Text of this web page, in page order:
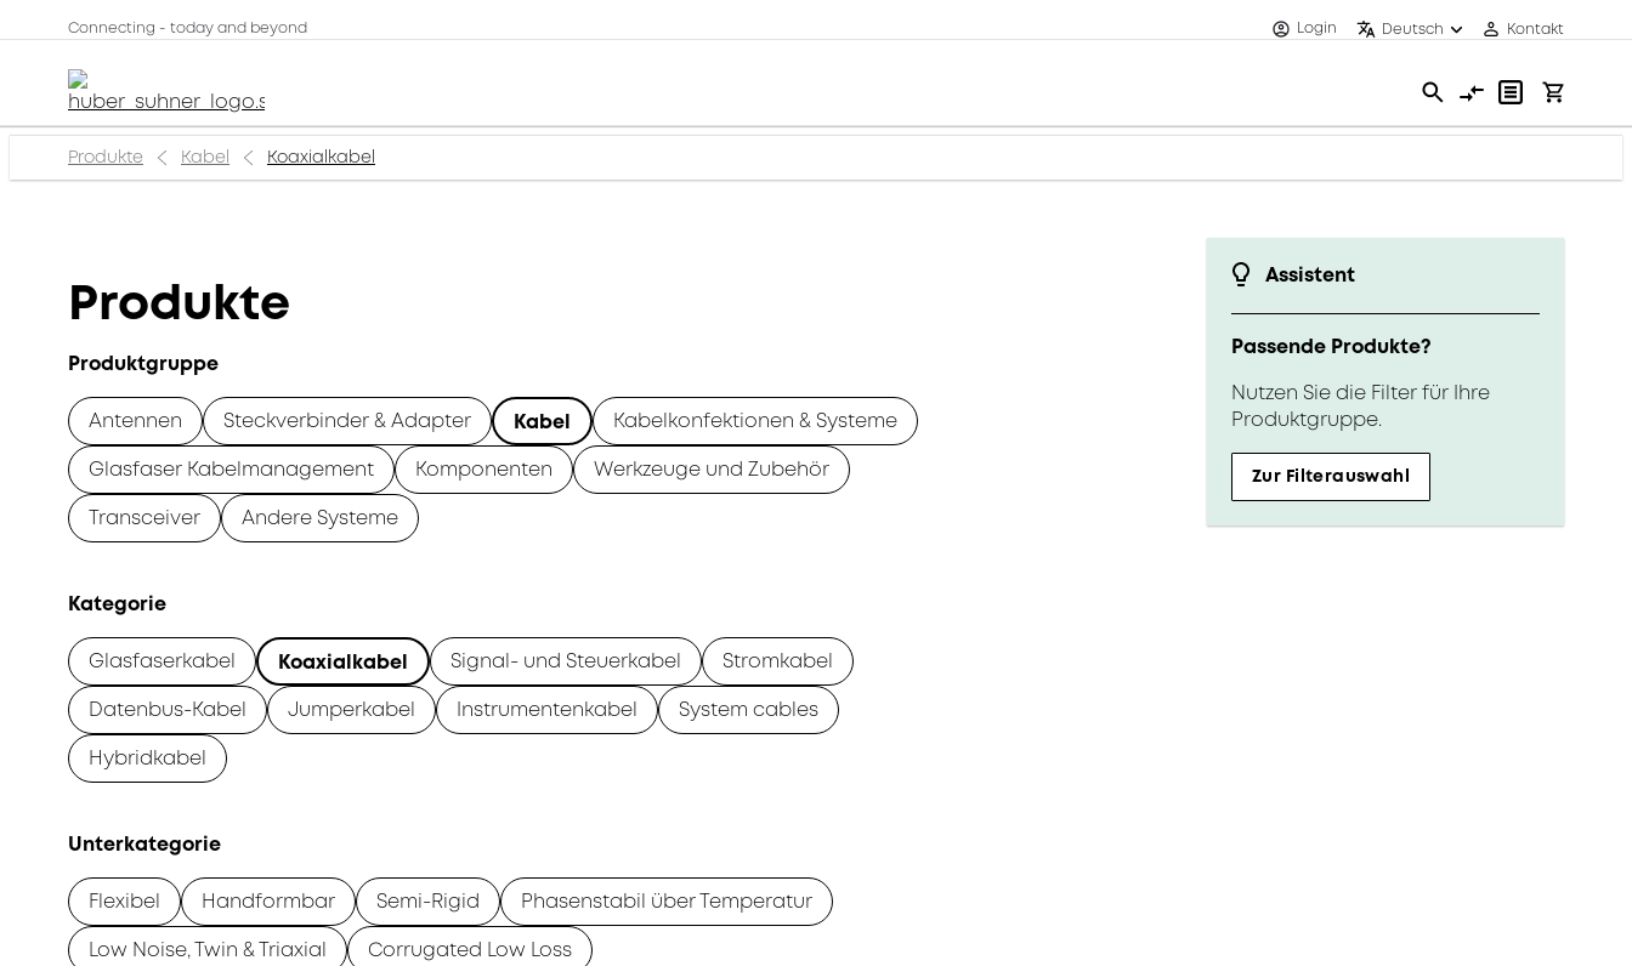
Connecting - today and beyond Login Deutsch Kontakt
Produkte Kabel Koaxialkabel
Assistent
Passende Produkte?
Nutzen Sie die Filter für Ihre
Produktgruppe.
Zur Filterauswahl
Produkte
Produktgruppe
Antennen Steckverbinder & Adapter Kabel
Kabelkonfektionen & Systeme
Glasfaser Kabelmanagement
Komponenten
Werkzeuge und Zubehör
Transceiver
Andere Systeme
Kategorie
Glasfaserkabel Koaxialkabel Signal- und Steuerkabel
Stromkabel
Datenbus-Kabel
Jumperkabel Instrumentenkabel
System cables
Hybridkabel
Unterkategorie
Flexibel Handformbar Semi-Rigid
Phasenstabil über Temperatur
Low Noise, Twin & Triaxial
Corrugated Low Loss